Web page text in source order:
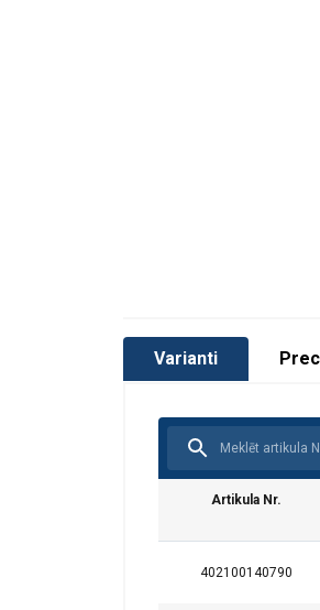
Varianti
Artikula Nr.
402100140790